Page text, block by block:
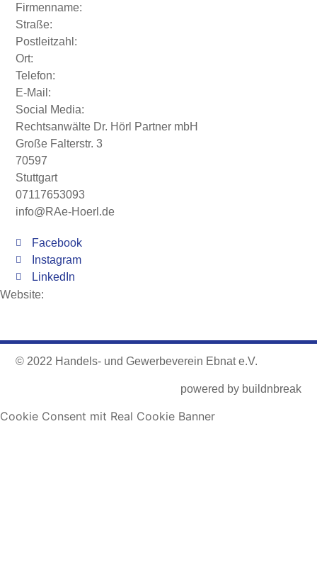
Firmenname:
Straße:
Postleitzahl:
Ort:
Telefon:
E-Mail:
Social Media:
Rechtsanwälte Dr. Hörl Partner mbH
Große Falterstr. 3
70597
Stuttgart
07117653093
info@RAe-Hoerl.de
Facebook
Instagram
LinkedIn
Website:
© 2022 Handels- und Gewerbeverein Ebnat e.V.
powered by buildnbreak
Cookie Consent mit Real Cookie Banner